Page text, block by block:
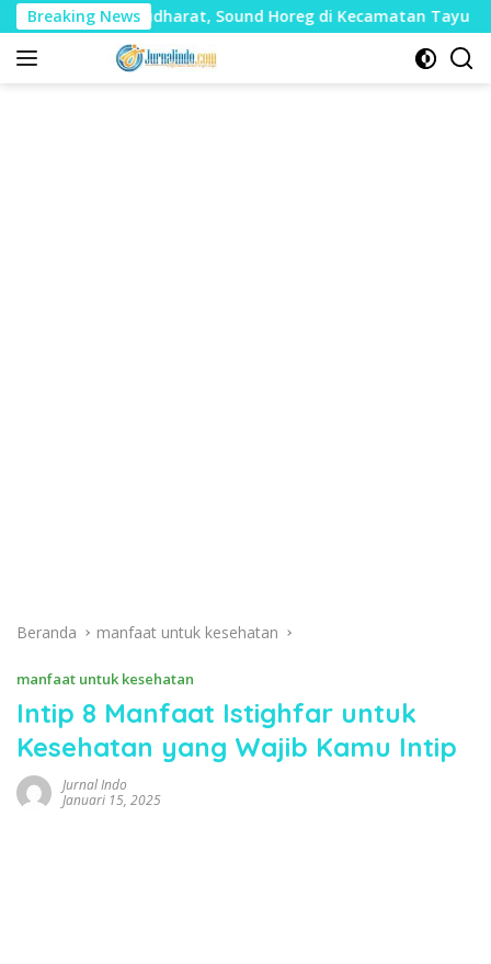
Langsung
ke
konten
Breaking News
Mudharat, Sound Horeg di Kecamatan Tayu Dilarang
Beranda manfaat untuk kesehatan
manfaat untuk kesehatan
Intip 8 Manfaat Istighfar untuk
Kesehatan yang Wajib Kamu Intip
Jurnal Indo
Januari 15, 2025